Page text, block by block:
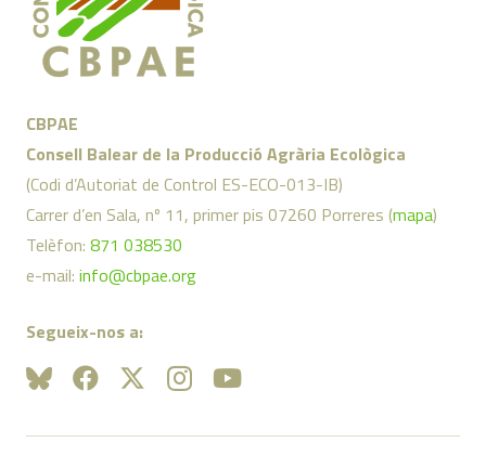
CBPAE
Consell Balear de la Producció Agrària Ecològica
(Codi d’Autoriat de Control ES-ECO-013-IB)
Carrer d’en Sala, nº 11, primer pis 07260 Porreres (mapa)
Telèfon: 871 038530
e-mail: info@cbpae.org
Segueix-nos a: